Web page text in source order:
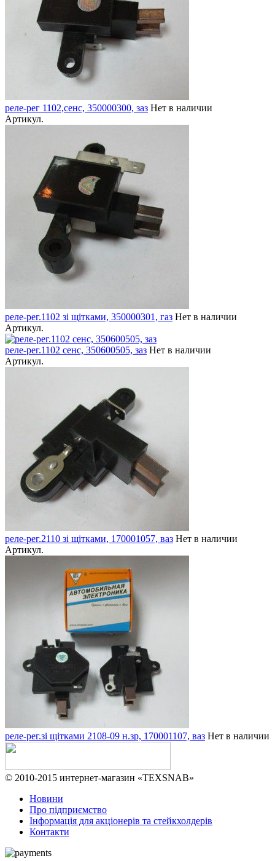
реле-рег 1102,сенс, 350000300, заз Нет в наличии
Артикул.
реле-рег.1102 зі щітками, 350000301, газ Нет в наличии
Артикул.
реле-рег.1102 сенс, 350600505, заз Нет в наличии
Артикул.
реле-рег.2110 зі щітками, 170001057, ваз Нет в наличии
Артикул.
реле-рег.зі щітками 2108-09 н.зр, 170001107, ваз Нет в наличии
© 2010-2015 интернет-магазин «TEXSNAB»
Новини
Про підприємство
Інформація для акціонерів та стейкхолдерів
Контакти